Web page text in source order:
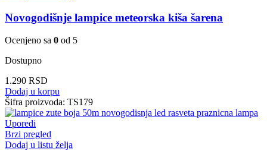
Novogodišnje lampice meteorska kiša šarena
Ocenjeno sa 0 od 5
Dostupno
1.290 RSD
Dodaj u korpu
Šifra proizvoda: TS179
Uporedi
Brzi pregled
Dodaj u listu želja